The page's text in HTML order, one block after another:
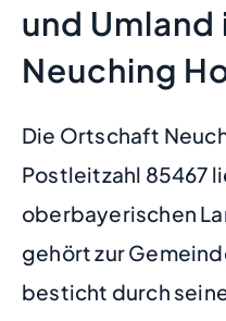
und Umland
Neuching
Die Ortschaft
Postleitzahl 85467
oberbayerischen
gehört zur
besticht durch